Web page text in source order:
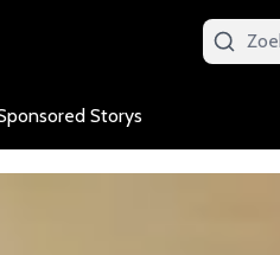
Storys